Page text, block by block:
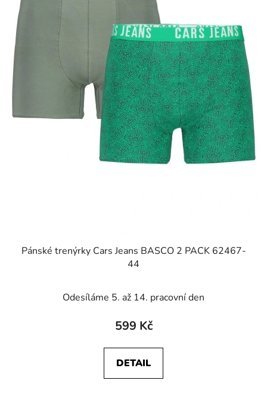
Pánské trenýrky Cars Jeans BASCO 2 PACK 62467-
44
Odesíláme 5. až 14. pracovní den
599 Kč
DETAIL